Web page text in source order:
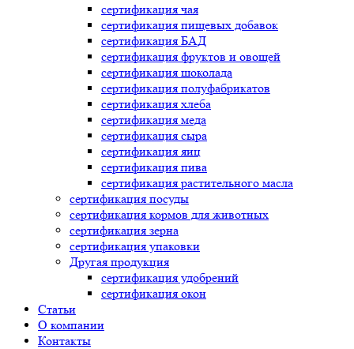
сертификация чая
сертификация пищевых добавок
сертификация БАД
сертификация фруктов и овощей
сертификация шоколада
сертификация полуфабрикатов
сертификация хлеба
сертификация меда
сертификация сыра
сертификация яиц
сертификация пива
сертификация растительного масла
сертификация посуды
сертификация кормов для животных
сертификация зерна
сертификация упаковки
Другая продукция
сертификация удобрений
сертификация окон
Статьи
О компании
Контакты